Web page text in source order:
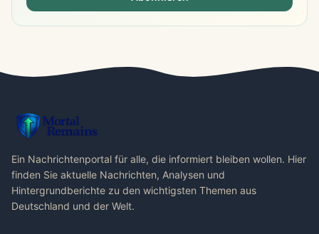
Ein Nachrichtenportal für alle, die informiert bleiben wollen. Hier
finden Sie aktuelle Nachrichten, Analysen und
Hintergrundberichte zu den wichtigsten Themen aus
Deutschland und der Welt.